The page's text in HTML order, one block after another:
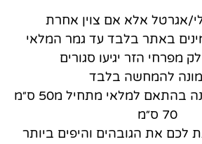
אגרטל אלא אם צוין אחרת
באתר בלבד עד גמר המלאי
מפרחי הזר יגיעו סגורים
להמחשה בלבד
גובה הורדים משתנה בהתאם למלאי מתחיל מ50 ס״מ
70 ס״מ
לכם את הגובהים והיפים ביותר